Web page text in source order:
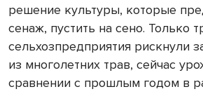
решение культуры, которые
сенаж, пустить на сено. Только
сельхозпредприятия рискнули
из многолетних трав, сейчас
сравнении с прошлым годом в